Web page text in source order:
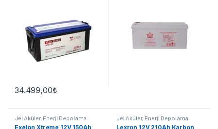
34.499,00₺
Jel Aküler, Enerji Depolama
Exelon Xtreme 12V 150Ah
Jel Aküler, Enerji Depolama
Lexron 12V 210Ah Karbon